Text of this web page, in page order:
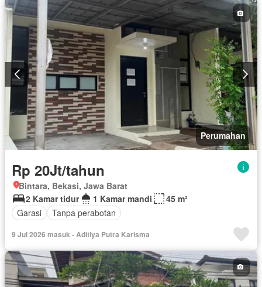
Perumahan
Rp 20Jt/tahun
Bintara, Bekasi, Jawa Barat
2 Kamar tidur
1 Kamar mandi
45 m²
Garasi
Tanpa perabotan
9 Jul 2026 masuk - Aditiya Putra Karisma